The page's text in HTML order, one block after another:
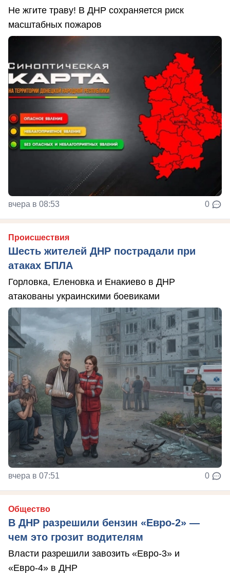
Не жгите траву! В ДНР сохраняется риск
масштабных пожаров
вчера в 08:53 0
Происшествия
Шесть жителей ДНР пострадали при
атаках БПЛА
Горловка, Еленовка и Енакиево в ДНР
атакованы украинскими боевиками
вчера в 07:51 0
Общество
В ДНР разрешили бензин «Евро-2» —
чем это грозит водителям
Власти разрешили завозить «Евро-3» и
«Евро-4» в ДНР